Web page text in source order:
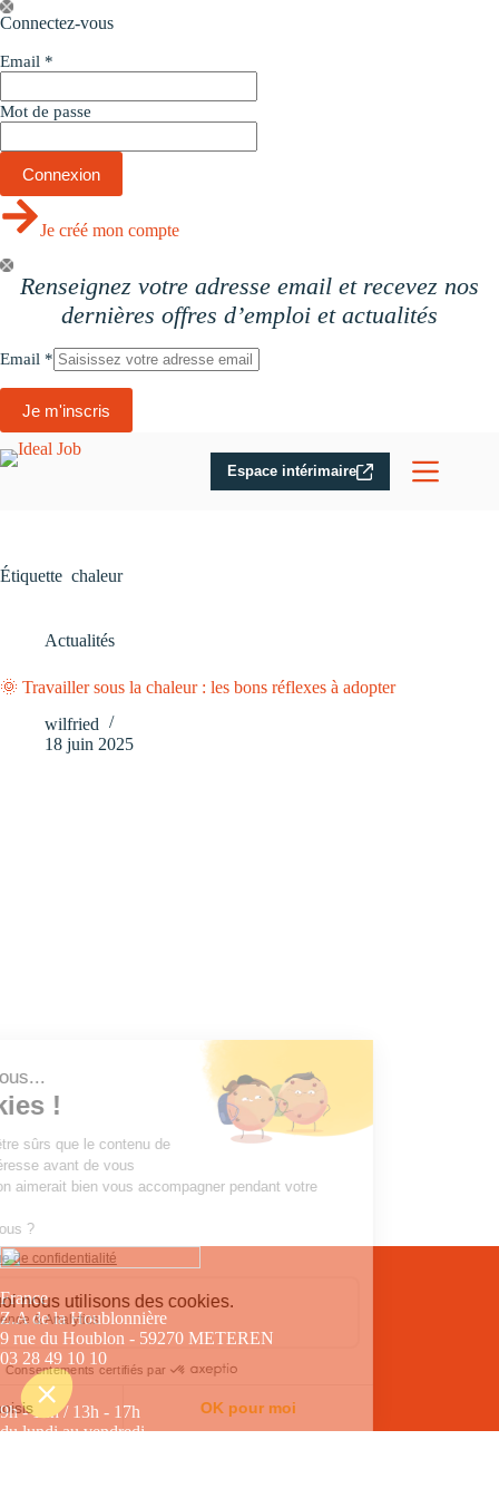
Passer
au
Connectez-vous
Email *
Mot de passe
Je créé mon compte
Renseignez votre adresse email et recevez nos
dernières offres d’emploi et actualités
Email *
Je m'inscris
Espace intérimaire
Étiquette chaleur
Actualités
🌞 Travailler sous la chaleur : les bons réflexes à adopter
wilfried
18 juin 2025
France
Z.A de la Houblonnière
9 rue du Houblon - 59270 METEREN
03 28 49 10 10
9h - 12h / 13h - 17h
du lundi au vendredi